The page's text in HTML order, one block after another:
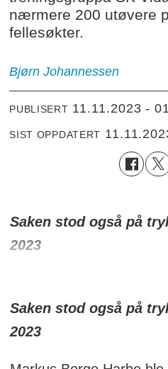
nærmere 200 utøvere
fellesøkter.
Bjørn Johannessen
PUBLISERT 11.11.2023 -
SIST OPPDATERT
Saken stod også på
2023
Saken stod også på
2023